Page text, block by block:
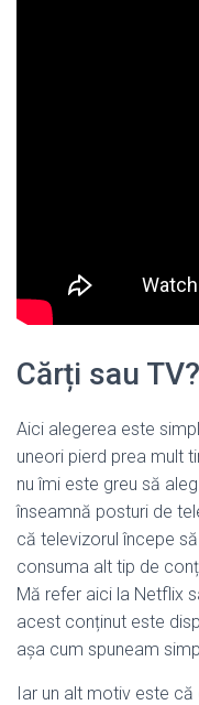
Cărți sau TV?
Aici alegerea este
uneori pierd prea mult
nu îmi este greu să
înseamnă posturi de
că televizorul începe
consuma alt tip de
Mă refer aici la Netflix
acest conținut este
așa cum spuneam
Iar un alt motiv este